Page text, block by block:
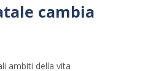
cambia
ambiti della vita